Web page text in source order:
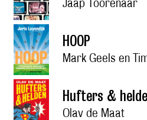
Jaap Toorenaar
HOOP
Mark Geels en
Hufters &
Olav de Maat